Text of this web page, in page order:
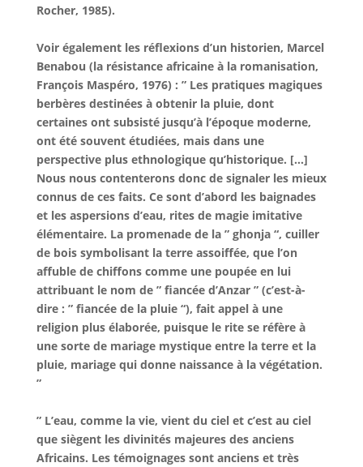
Rocher, 1985).
Voir également les réflexions d’un historien, Marcel
Benabou (la résistance africaine à la romanisation,
François Maspéro, 1976) : ” Les pratiques magiques
berbères destinées à obtenir la pluie, dont
certaines ont subsisté jusqu’à l’époque moderne,
ont été souvent étudiées, mais dans une
perspective plus ethnologique qu’historique. […]
Nous nous contenterons donc de signaler les mieux
connus de ces faits. Ce sont d’abord les baignades
et les aspersions d’eau, rites de magie imitative
élémentaire. La promenade de la ” ghonja “, cuiller
de bois symbolisant la terre assoiffée, que l’on
affuble de chiffons comme une poupée en lui
attribuant le nom de ” fiancée d’Anzar ” (c’est-à-
dire : ” fiancée de la pluie “), fait appel à une
religion plus élaborée, puisque le rite se réfère à
une sorte de mariage mystique entre la terre et la
pluie, mariage qui donne naissance à la végétation.
”
” L’eau, comme la vie, vient du ciel et c’est au ciel
que siègent les divinités majeures des anciens
Africains. Les témoignages sont anciens et très